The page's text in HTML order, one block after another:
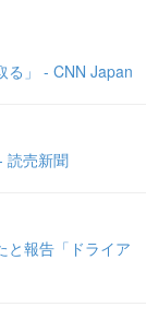
る」 - CNN Japan
読売新聞
と報告「ドライア